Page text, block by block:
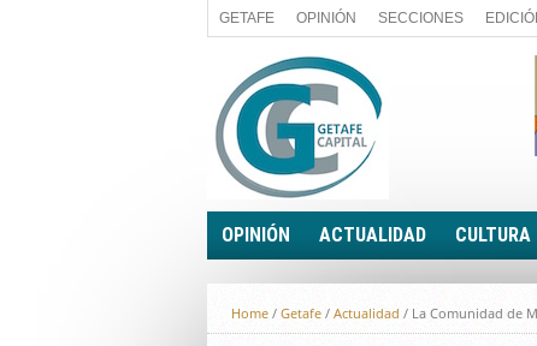
GETAFE OPINIÓN SECCIONES
OPINIÓN
A FIN DE CUENTAS
PALABRA DE CONCEJAL
ACTUALIDAD
POLÍTICA
ECONOMÍA
CULTURA
Home / Getafe / Actualidad / La Comunidad de